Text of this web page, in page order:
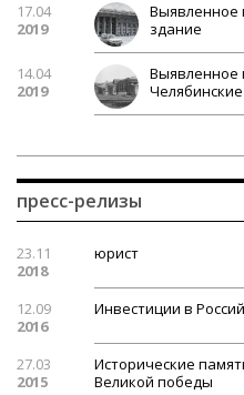
17.04
2019
Выявленное
здание
14.04
2019
Выявленное
пресс-релизы
23.11
2018
юрист
12.09
2016
Инвестиции в
27.03
2015
Исторические
Великой победы